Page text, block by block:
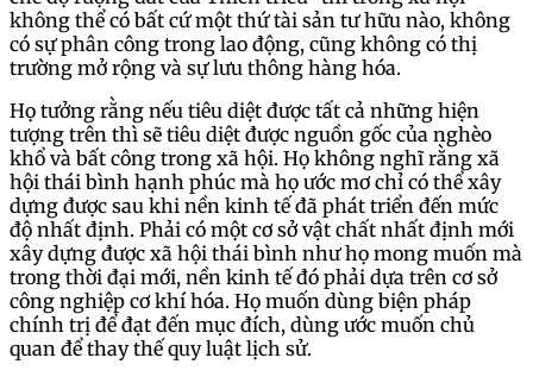
không thể có bất cứ một thứ tài sản tư hữu nào, không
có sự phân công trong lao động, cũng không có thị
trường mở rộng và sự lưu thông hàng hóa.
Họ tưởng rằng nếu tiêu diệt được tất cả những hiện
tượng trên thì sẽ tiêu diệt được nguồn gốc của nghèo
khổ và bất công trong xã hội. Họ không nghĩ rằng xã
hội thái bình hạnh phúc mà họ ước mơ chỉ có thể xây
dựng được sau khi nền kinh tế đã phát triển đến mức
độ nhất định. Phải có một cơ sở vật chất nhất định mới
xây dựng được xã hội thái bình như họ mong muốn mà
trong thời đại mới, nền kinh tế đó phải dựa trên cơ sở
công nghiệp cơ khí hóa. Họ muốn dùng biện pháp
chính trị để đạt đến mục đích, dùng ước muốn chủ
quan để thay thế quy luật lịch sử.